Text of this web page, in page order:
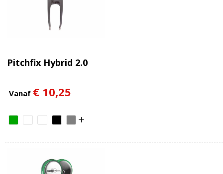
Pitchfix Hybrid 2.0
Vanaf € 10,25